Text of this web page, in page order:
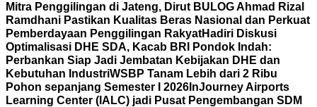
Mitra Penggilingan di Jateng, Dirut BULOG Ahmad Rizal
Ramdhani Pastikan Kualitas Beras Nasional dan Perkuat
Pemberdayaan Penggilingan RakyatHadiri Diskusi
Optimalisasi DHE SDA, Kacab BRI Pondok Indah:
Perbankan Siap Jadi Jembatan Kebijakan DHE dan
Kebutuhan IndustriWSBP Tanam Lebih dari 2 Ribu
Pohon sepanjang Semester I 2026 InJourney Airports
Learning Center (IALC) jadi Pusat Pengembangan SDM